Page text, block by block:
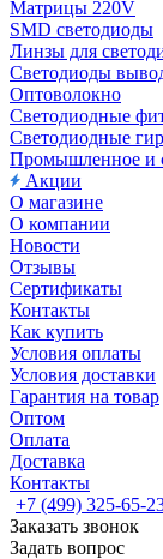
Матрицы 220V
SMD светодиоды
Линзы для
Светодиоды
Оптоволокно
Светодиодные
Светодиодные
Промышленное и
Акции
О магазине
О компании
Новости
Отзывы
Сертификаты
Контакты
Как купить
Условия оплаты
Условия доставки
Гарантия на товар
Оптом
Оплата
Доставка
Контакты
+7 (499) 325-65-
Заказать звонок
Задать вопрос